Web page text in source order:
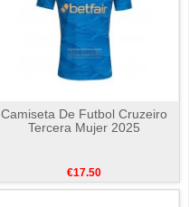
Camiseta De Futbol Cruzeiro
Tercera Mujer 2025
€17.50